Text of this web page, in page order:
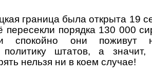
граница была открыта 19
пересекли порядка 130 000
они поживут
политику штатов, а
нельзя ни в коем случае!